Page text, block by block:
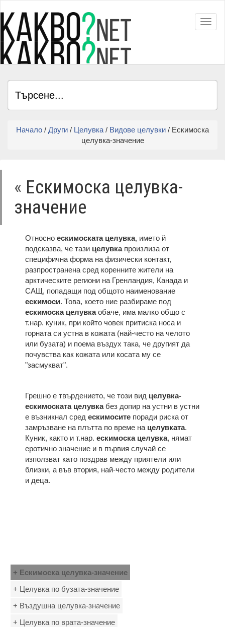
Начало / Други / Целувка / Видове целувки / Ескимоска
целувка-значение
« Ескимоска целувка-
значение
Относно ескимоската целувка, името й
подсказва, че тази целувкапроизлиза от
специфична форма на физически контакт,
разпространена сред коренните жители на
арктическите региони на Гренландия, Канада и
САЩ, попадащи под общото наименование
ескимоси. Това, което ние разбираме под
ескимоска целувкаобаче, има малко общо с
т.нар. куник, при който човек притиска носа и
горната си устна в кожата (най-често на челото
или бузата) и поема въздух така, че другият да
почувства как кожата или косата му се
"засмукват".
Грешно е твърдението, че този вид целувка-
ескимоската целувкабез допир на устни в устни
е възникнал сред ескимосите поради риска от
замръзване на плътта по време на целувката.
Куник, както и т.нар. ескимоска целувка, нямат
еротично значение и в първия случай се
използват като поздрав между приятели или
близки, а във втория, най-често между родители
и деца.
+ Ескимоска целувка-значение
+ Целувка по бузата-значение
+ Въздушна целувка-значение
+ Целувка по врата-значение